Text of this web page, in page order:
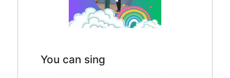
You can sing